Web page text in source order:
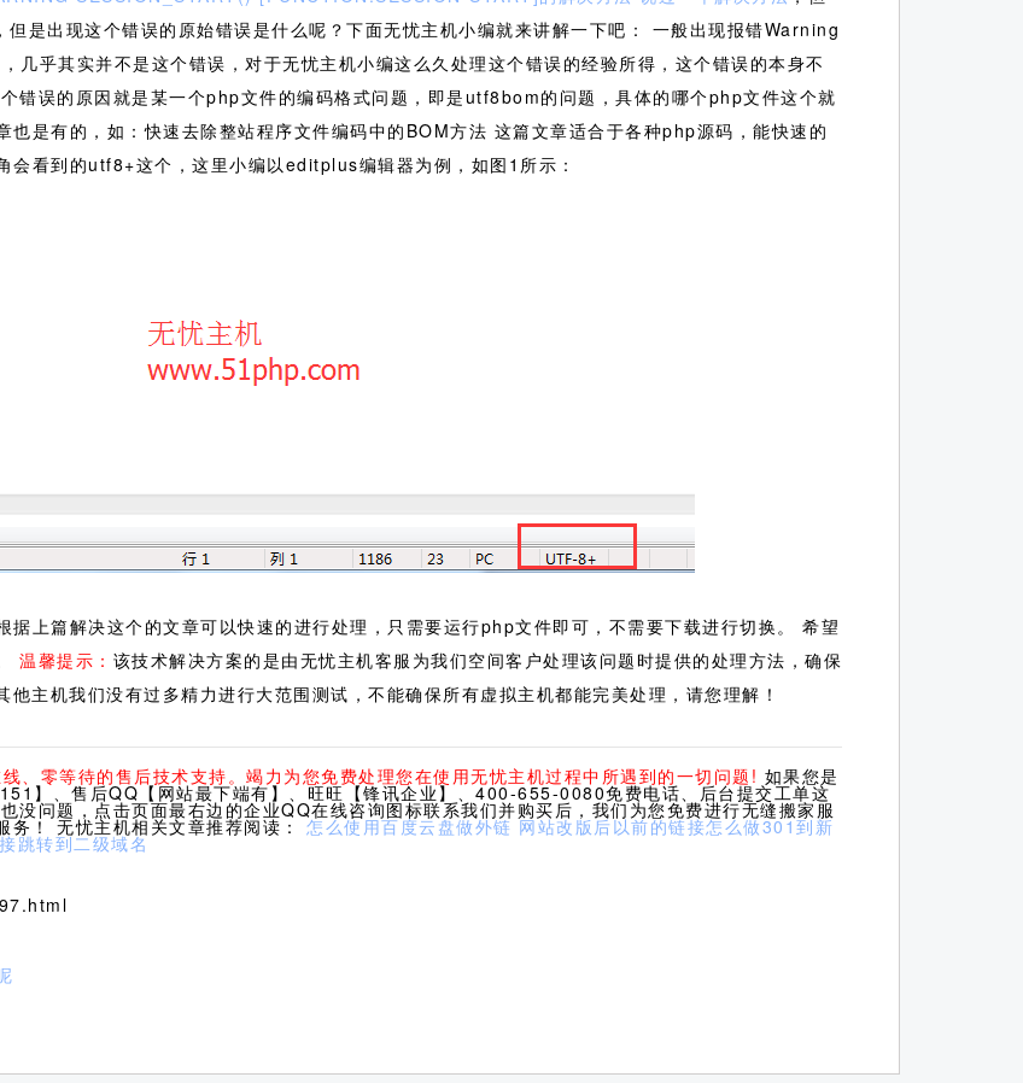
是出现这个错误的原始错误是什么呢？下面无忧主机小编就来讲解一下吧：
一般出现报错Warning
其实并不是这个错误，对于无忧主机小编这么久处理这个错误的经验所得，这个错误的本身不
错误的原因就是某一个php文件的编码格式问题，即是utf8bom的问题，具体的哪个php文件这个就
是有的，如：快速去除整站程序文件编码中的BOM方法 这篇文章适合于各种php源码，能快速的
看到的utf8+这个，这里小编以editplus编辑器为例，如图1所示：
上篇解决这个的文章可以快速的进行处理，只需要运行php文件即可，不需要下载进行切换。 希望
温馨提示： 该技术解决方案的是由无忧主机客服为我们空间客户处理该问题时提供的处理方法，确保
主机我们没有过多精力进行大范围测试，不能确保所有虚拟主机都能完美处理，请您理解！
、零等待的售后技术支持。竭力为您免费处理您在使用无忧主机过程中所遇到的一切问题! 如果您是
】、售后QQ【网站最下端有】、旺旺【锋讯企业】、400-655-0080免费电话、后台提交工单这
没问题，点击页面最右边的企业QQ在线咨询图标联系我们并购买后，我们为您免费进行无缝搬家服
！ 无忧主机相关文章推荐阅读： 怎么使用百度云盘做外链 网站改版后以前的链接怎么做301到新
跳转到二级域名